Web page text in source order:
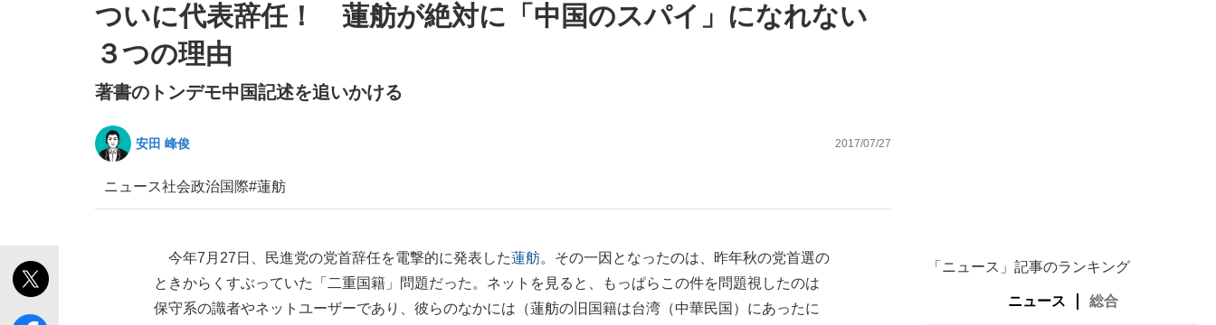
「敗因分析は一切聞かれなかった」侍ジャパン選手が証言した“NPB聞... 「クマが悪者扱いされているのが悲しい」『北の国から』倉本聰氏（91...
もっと見る
キングの誕生を、目撃せよ。
もっと見る
ついに代表辞任！ 蓮舫が絶対に「中国のスパイ」になれない
３つの理由
著書のトンデモ中国記述を追いかける
安田 峰俊 2017/07/27
ニュース社会政治国際#蓮舫
今年7月27日、民進党の党首辞任を電撃的に発表した蓮舫。その一因となったのは、昨年秋の党首選の
ときからくすぶっていた「二重国籍」問題だった。ネットを見ると、もっぱらこの件を問題視したのは
保守系の識者やネットユーザーであり、彼らのなかには（蓮舫の旧国籍は台湾（中華民国）にあったに
「ニュース」記事のランキング
ニュース 総合